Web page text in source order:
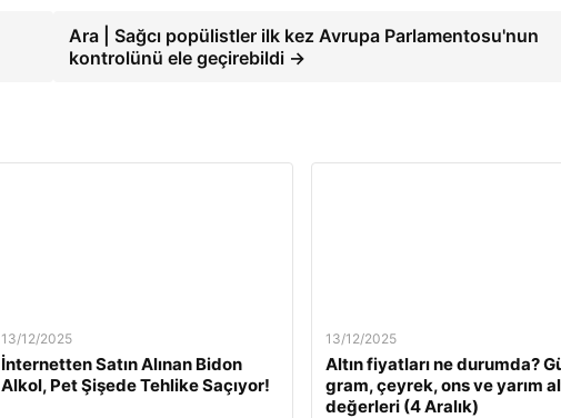
Ara | Sağcı popülistler ilk kez Avrupa Parlamentosu'nun
kontrolünü ele geçirebildi →
13/12/2025
İnternetten Satın Alınan Bidon
Alkol, Pet Şişede Tehlike Saçıyor!
13/12/2025
Altın fiyatları ne durumda?
gram, çeyrek, ons ve yarım
değerleri (4 Aralık)